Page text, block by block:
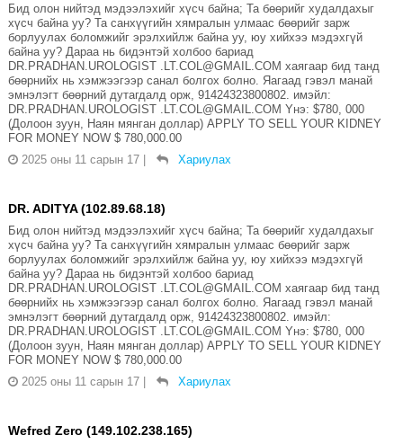
Бид олон нийтэд мэдээлэхийг хүсч байна; Та бөөрийг худалдахыг
хүсч байна уу? Та санхүүгийн хямралын улмаас бөөрийг зарж
борлуулах боломжийг эрэлхийлж байна уу, юу хийхээ мэдэхгүй
байна уу? Дараа нь бидэнтэй холбоо бариад
DR.PRADHAN.UROLOGIST .LT.COL@GMAIL.COM хаягаар бид танд
бөөрнийх нь хэмжээгээр санал болгох болно. Яагаад гэвэл манай
эмнэлэгт бөөрний дутагдалд орж, 91424323800802. имэйл:
DR.PRADHAN.UROLOGIST .LT.COL@GMAIL.COM Yнэ: $780, 000
(Долоон зуун, Наян мянган доллар) APPLY TO SELL YOUR KIDNEY
FOR MONEY NOW $ 780,000.00
2025 оны 11 сарын 17 | Хариулах
DR. ADITYA (102.89.68.18)
Бид олон нийтэд мэдээлэхийг хүсч байна; Та бөөрийг худалдахыг
хүсч байна уу? Та санхүүгийн хямралын улмаас бөөрийг зарж
борлуулах боломжийг эрэлхийлж байна уу, юу хийхээ мэдэхгүй
байна уу? Дараа нь бидэнтэй холбоо бариад
DR.PRADHAN.UROLOGIST .LT.COL@GMAIL.COM хаягаар бид танд
бөөрнийх нь хэмжээгээр санал болгох болно. Яагаад гэвэл манай
эмнэлэгт бөөрний дутагдалд орж, 91424323800802. имэйл:
DR.PRADHAN.UROLOGIST .LT.COL@GMAIL.COM Yнэ: $780, 000
(Долоон зуун, Наян мянган доллар) APPLY TO SELL YOUR KIDNEY
FOR MONEY NOW $ 780,000.00
2025 оны 11 сарын 17 | Хариулах
Wefred Zero (149.102.238.165)